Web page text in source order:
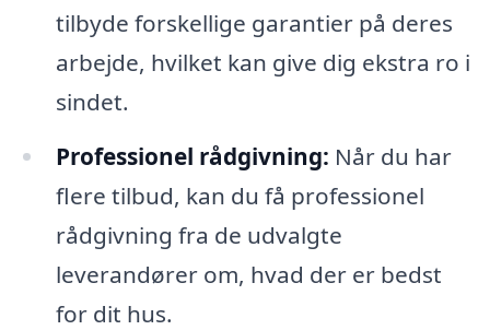
tilbyde forskellige garantier på deres
arbejde, hvilket kan give dig ekstra ro i
sindet.
Professionel rådgivning: Når du har
flere tilbud, kan du få professionel
rådgivning fra de udvalgte
leverandører om, hvad der er bedst
for dit hus.